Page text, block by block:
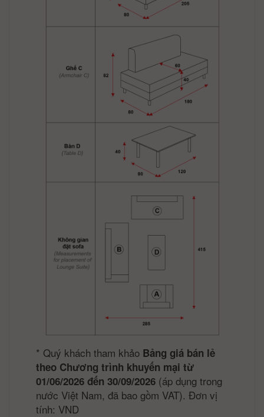
* Quý khách tham khảo Bảng giá bán lẻ
theo Chương trình khuyến mại từ
01/06/2026 đến 30/09/2026 (áp dụng trong
nước Việt Nam, đã bao gồm VAT). Đơn vị
tính: VND